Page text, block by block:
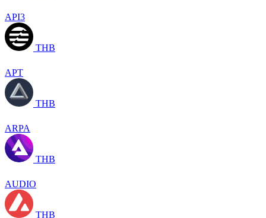
API3
THB
APT
THB
ARPA
THB
AUDIO
THB